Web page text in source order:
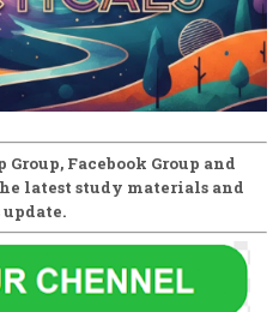
Facebook Group and
latest study materials and
update.